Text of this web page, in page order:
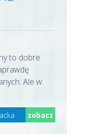
to dobre
Ale w
zobacz